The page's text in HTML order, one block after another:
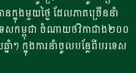
នុង​មួយថ្ងៃ ដែល​ភាគច្រើន​នាំ
កម្ពុជា ចំណាយ​ថវិកា​​​ជាង២០០​
ាំៗ ​ក្នុងការនាំចូល​បន្លែ​ពី​បរទេស